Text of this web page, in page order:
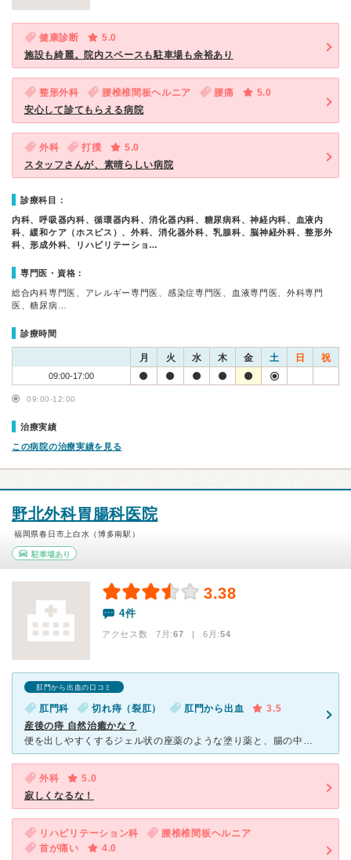
健康診断
5.0
施設も綺麗。院内スペースも駐車場も余裕あり
整形外科 腰椎椎間板ヘルニア 腰痛
5.0
安心して診てもらえる病院
外科 打撲
5.0
スタッフさんが、素晴らしい病院
診療科目：
内科、呼吸器内科、循環器内科、消化器内科、糖尿病科、神経内科、血液内
科、緩和ケア（ホスピス）、外科、消化器外科、乳腺科、脳神経外科、整形外
科、形成外科、リハビリテーショ…
専門医・資格：
総合内科専門医、アレルギー専門医、感染症専門医、血液専門医、外科専門
医、糖尿病…
診療時間
月 火 水 木 金 土 日 祝
09:00-17:00
09:00-12:00
治療実績
この病院の治療実績を見る
野北外科胃腸科医院
福岡県春日市上白水（博多南駅）
駐車場あり
3.38
4件
アクセス数 7月:67 | 6月:54
肛門から出血の口コミ
肛門科 切れ痔（裂肛） 肛門から出血
3.5
産後の痔 自然治癒かな？
便を出しやすくするジェル状の座薬のような塗り薬と、腸の中で便を軟らかくする飲み薬、便を軟らかくする食品と固くする食品一覧のプリントをもらいました。 先生は診察のあと、これまた肛門の図が載ったプリント
外科
5.0
寂しくなるな！
リハビリテーション科
腰椎椎間板ヘルニア
首が痛い
4.0